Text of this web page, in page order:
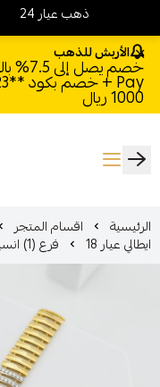
الأربش للذهب
1000 ريال
الرئيسية اقسام المتجر
ايطالي عيار 18 فرع (1) انسيال ذهب عيار 18 وزن 15.86 جرام
24 ذهب عيار